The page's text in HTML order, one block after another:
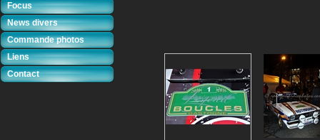
Focus
News divers
Commande photos
Liens
Contact